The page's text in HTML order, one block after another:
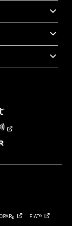
® FIAT®